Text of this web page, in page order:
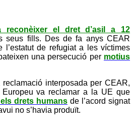
reconèixer el dret d’asil a 12
seus fills. Des de fa anys CEAR
l’estatut de refugiat a les víctimes
una persecució per motius
reclamació interposada per CEAR,
va reclamar a la UE que
drets humans de l’acord signat
no s’havia produït.